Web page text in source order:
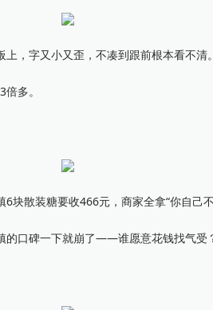
，字又小又歪，不凑到跟前根本看不清。
多。
散装糖要收466元，商家全拿“你自己不
口碑一下就崩了——谁愿意花钱找气受